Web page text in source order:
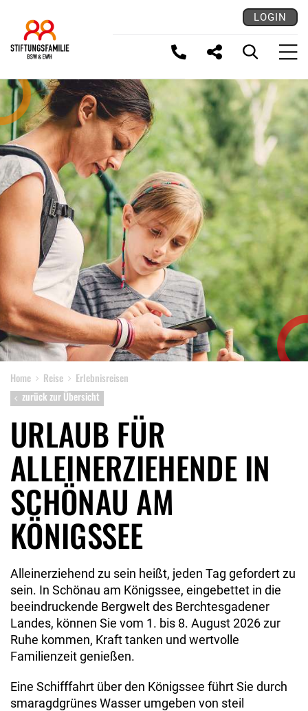
LOGIN
LINK KOPIEREN
Home Reise
Erlebnisreisen
zurück zur Übersicht
URLAUB FÜR
ALLEINERZIEHENDE IN
SCHÖNAU AM
KÖNIGSSEE
Alleinerziehend zu sein heißt, jeden Tag gefordert zu
sein. In Schönau am Königssee, eingebettet in die
beeindruckende Bergwelt des Berchtesgadener
Landes, können Sie vom 1. bis 8. August 2026 zur
Ruhe kom­men, Kraft tanken und wertvolle
Familienzeit genießen.
Eine Schifffahrt über den Königssee führt Sie durch
smaragdgrünes Wasser umgeben von steil